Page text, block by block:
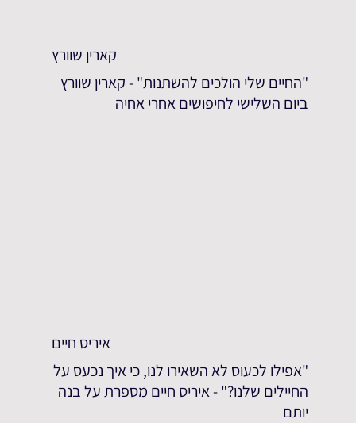
קארין שוורץ
"החיים שלי הולכים להשתנות" - קארין שוורץ
ביום השלישי לחיפושים אחרי אחיה
איריס חיים
"אפילו לכעוס לא השאירו לנו, כי איך נכעס על
החיילים שלנו?" - איריס חיים מספרת על בנה
יותם